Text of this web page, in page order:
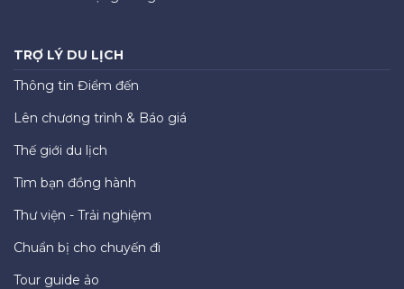
TRỢ LÝ DU LỊCH
Thông tin Điểm đến
Lên chương trình & Báo giá
Thế giới du lịch
Tìm bạn đồng hành
Thư viện - Trải nghiệm
Chuẩn bị cho chuyến đi
Tour guide ảo